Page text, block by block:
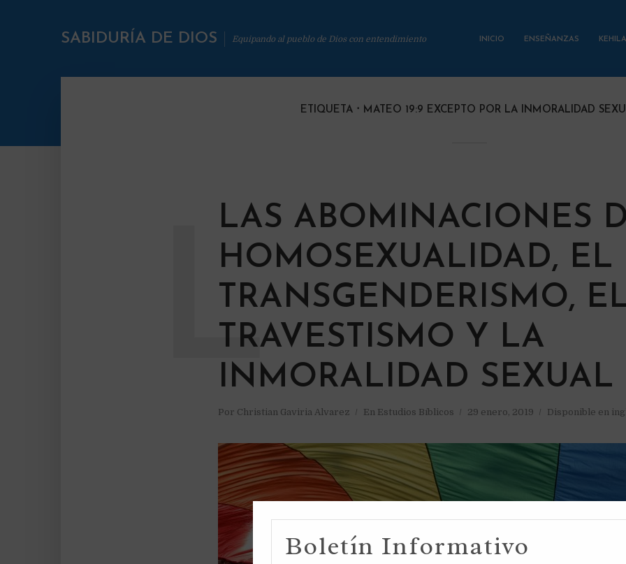
SABIDURÍA DE DIOS Equipando al pueblo de Dios con entendimiento INICIO ENSEÑANZAS
ETIQUETA MATEO 19:9 EXCEPTO POR LA INMORALIDAD
LAS ABOMINACIONES
HOMOSEXUALIDAD, EL
TRANSGENDERISMO,
TRAVESTISMO Y LA
INMORALIDAD SEXUAL
Por Christian Gaviria Alvarez En Estudios Bíblicos 29 enero, 2019 Disponible en
L
Boletín Informativo